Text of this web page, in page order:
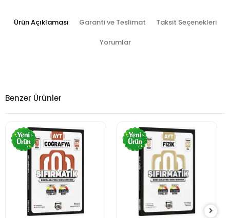
Ürün Açıklaması Garanti ve Teslimat Taksit Seçenekleri
Yorumlar
Benzer Ürünler